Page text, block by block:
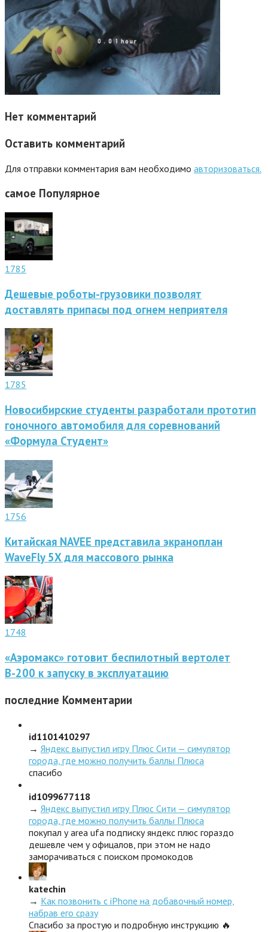
Нет комментарий
Оставить комментарий
Для отправки комментария вам необходимо авторизоваться.
самое Популярное
1785
Дешевые роботы-грузовики позволят
доставлять припасы под огнем неприятеля
1785
Новосибирские студенты разработали прототип
гоночного автомобиля для соревнований
«Формула Студент»
1756
Китайская NAVEE представила экраноплан
WaveFly 5X для массового рынка
1748
«Аэромакс» готовит беспилотный вертолет
В-200 к запуску в эксплуатацию
последние Комментарии
id1101410297
→ Яндекс выпустил игру Плюс Сити — симулятор
города, где можно получить баллы Плюса
спасибо
id1099677118
→ Яндекс выпустил игру Плюс Сити — симулятор
города, где можно получить баллы Плюса
покупал у area ufa подписку яндекс плюс гораздо
дешевле чем у офицалов, при этом не надо
заморачиваться с поиском промокодов
katechin
→ Как позвонить с iPhone на добавочный номер,
набрав его сразу
Спасибо за простую и подробную инструкцию 🔥